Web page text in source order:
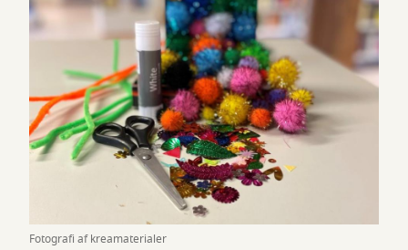
Fotografi af kreamaterialer